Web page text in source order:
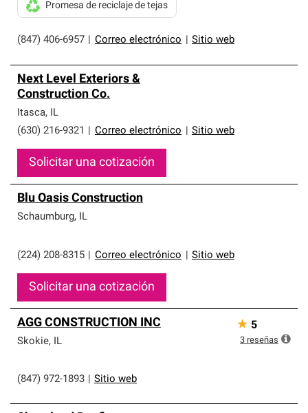
(847) 406-6957 Correo electrónico Sitio web
Promesa de reciclaje de tejas
Next Level Exteriors &
Construction Co.
Itasca, IL
(630) 216-9321
Correo electrónico Sitio web
Solicitar una cotización
Blu Oasis Construction
Schaumburg, IL
(224) 208-8315 Correo electrónico Sitio web
Solicitar una cotización
AGG CONSTRUCTION INC
Skokie, IL
(847) 972-1893 Sitio web
★ 5
3 reseñas